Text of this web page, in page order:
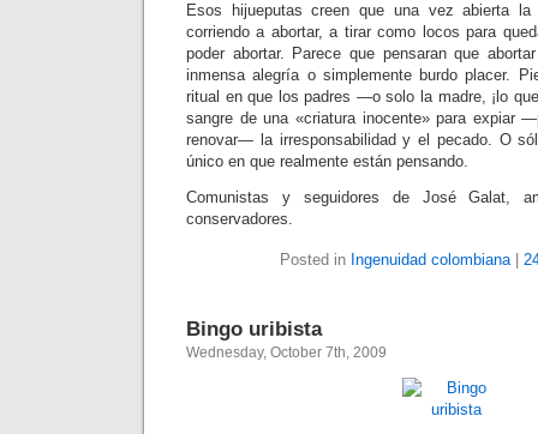
Esos hijueputas creen que una vez abierta la
corriendo a abortar, a tirar como locos para
poder abortar. Parece que pensaran que
inmensa alegría o simplemente burdo placer.
ritual en que los padres ―o solo la madre, ¡lo
sangre de una «criatura inocente» para expiar
renovar― la irresponsabilidad y el pecado. O
único en que realmente están pensando.
Comunistas y seguidores de José Galat,
conservadores.
Posted in Ingenuidad colombiana|
Bingo uribista
Wednesday, October 7th, 2009